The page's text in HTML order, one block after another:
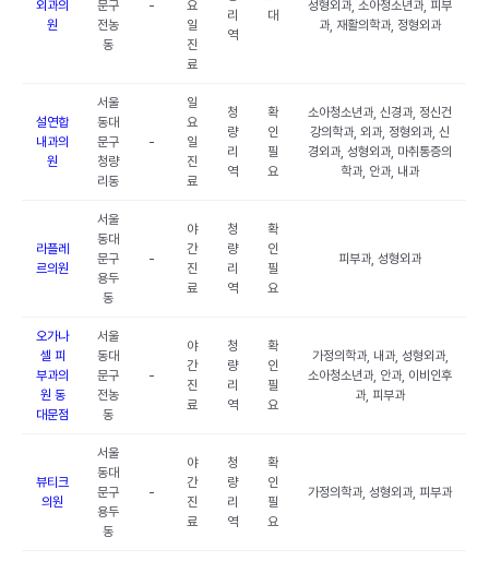
외과의
원
문구
전농
동
-
요
일
진
료
리
역
대
성형외과, 소아청소년과, 피부
과, 재활의학과, 정형외과
설연합
내과의
원
서울
동대
문구
청량
리동
-
일
요
일
진
료
청
량
리
역
확
인
필
요
소아청소년과, 신경과, 정신건
강의학과, 외과, 정형외과, 신
경외과, 성형외과, 마취통증의
학과, 안과, 내과
라플레
르의원
서울
동대
문구
용두
동
-
야
간
진
료
청
량
리
역
확
인
필
요
피부과, 성형외과
오가나
셀 피
부과의
원 동
대문점
서울
동대
문구
전농
동
-
야
간
진
료
청
량
리
역
확
인
필
요
가정의학과, 내과, 성형외과,
소아청소년과, 안과, 이비인후
과, 피부과
뷰티크
의원
서울
동대
문구
용두
동
-
야
간
진
료
청
량
리
역
확
인
필
요
가정의학과, 성형외과, 피부과